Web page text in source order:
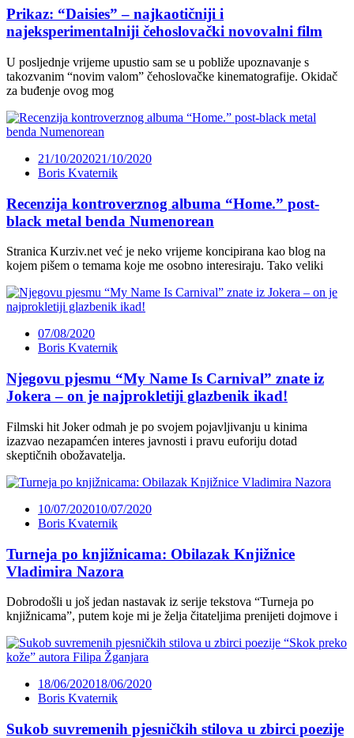
Prikaz: “Daisies” – najkaotičniji i
najeksperimentalniji čehoslovački novovalni film
U posljednje vrijeme upustio sam se u pobliže upoznavanje s
takozvanim “novim valom” čehoslovačke kinematografije. Okidač
za buđenje ovog mog
21/10/202021/10/2020
Boris Kvaternik
Recenzija kontroverznog albuma “Home.” post-
black metal benda Numenorean
Stranica Kurziv.net već je neko vrijeme koncipirana kao blog na
kojem pišem o temama koje me osobno interesiraju. Tako veliki
07/08/2020
Boris Kvaternik
Njegovu pjesmu “My Name Is Carnival” znate iz
Jokera – on je najprokletiji glazbenik ikad!
Filmski hit Joker odmah je po svojem pojavljivanju u kinima
izazvao nezapamćen interes javnosti i pravu euforiju dotad
skeptičnih obožavatelja.
10/07/202010/07/2020
Boris Kvaternik
Turneja po knjižnicama: Obilazak Knjižnice
Vladimira Nazora
Dobrodošli u još jedan nastavak iz serije tekstova “Turneja po
knjižnicama”, putem koje mi je želja čitateljima prenijeti dojmove i
18/06/202018/06/2020
Boris Kvaternik
Sukob suvremenih pjesničkih stilova u zbirci poezije